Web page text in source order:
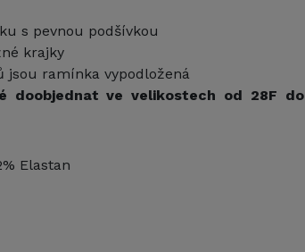
s pevnou podšívkou
krajky
jsou ramínka vypodložená
doobjednat ve velikostech od 28F do
Elastan